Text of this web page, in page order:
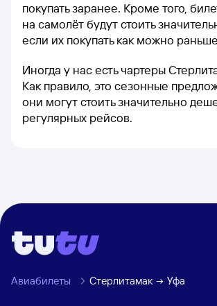
покупать заранее. Кроме того,
на самолёт будут стоить
если их покупать как можно
Иногда у нас есть чартеры
Как правило, это сезонные
они могут стоить значительно
регулярных рейсов.
Авиабилеты Стерлитамак Уфа